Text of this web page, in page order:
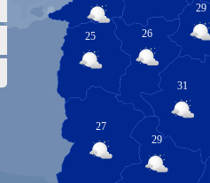
29
26
25
31
27
29